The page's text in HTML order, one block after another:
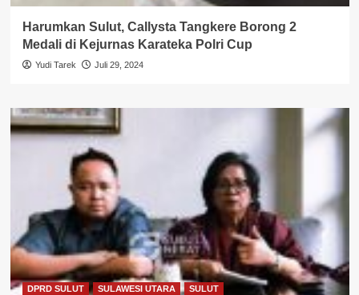
Harumkan Sulut, Callysta Tangkere Borong 2
Medali di Kejurnas Karateka Polri Cup
Yudi Tarek Juli 29, 2024
DPRD SULUT SULAWESI UTARA SULUT